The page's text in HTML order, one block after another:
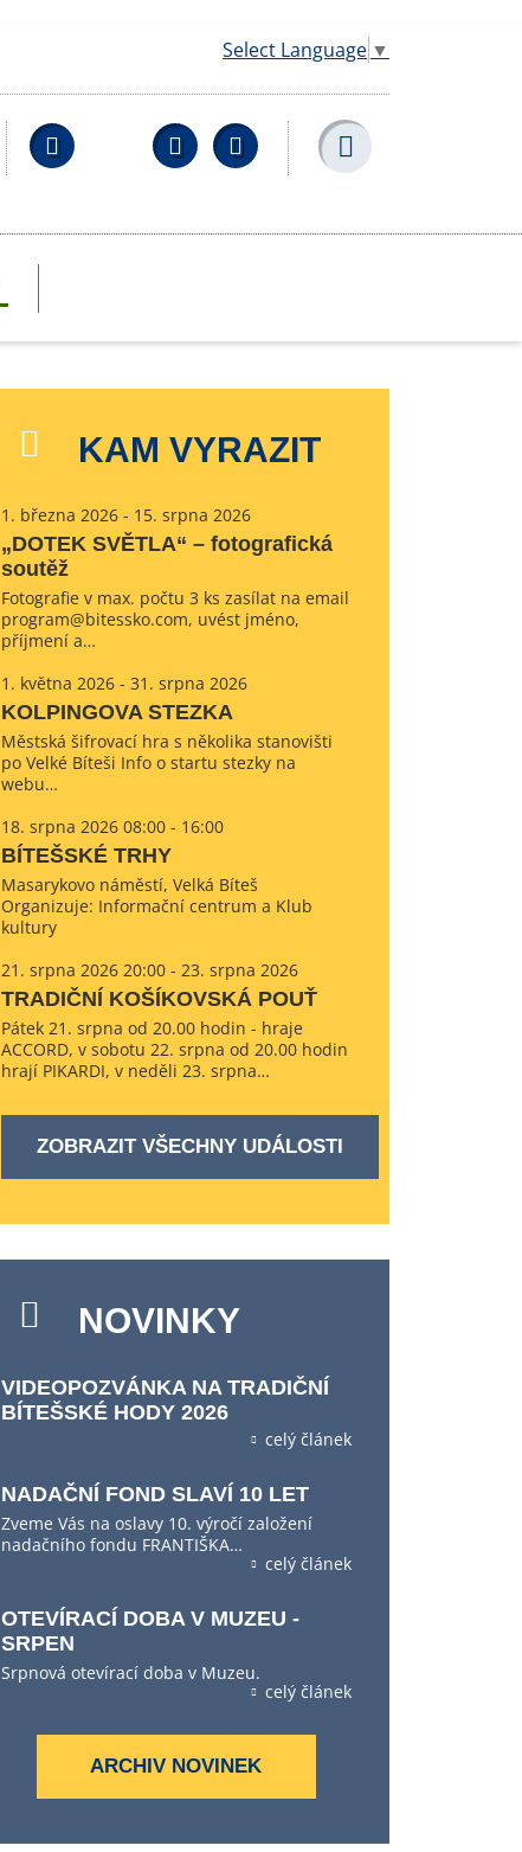
Select Language ▼
Facebook YouTubeWikipedia
KAM VYRAZIT
1. března 2026 - 15. srpna 2026
„DOTEK SVĚTLA“ – fotografická
soutěž
Fotografie v max. počtu 3 ks zasílat na email
program@bitessko.com, uvést jméno,
příjmení a…
1. května 2026 - 31. srpna 2026
KOLPINGOVA STEZKA
Městská šifrovací hra s několika stanovišti
po Velké Bíteši Info o startu stezky na
webu…
18. srpna 2026 08:00 - 16:00
BÍTEŠSKÉ TRHY
Masarykovo náměstí, Velká Bíteš
Organizuje: Informační centrum a Klub
kultury
21. srpna 2026 20:00 - 23. srpna 2026
TRADIČNÍ KOŠÍKOVSKÁ POUŤ
Pátek 21. srpna od 20.00 hodin - hraje
ACCORD, v sobotu 22. srpna od 20.00 hodin
hrají PIKARDI, v neděli 23. srpna…
ZOBRAZIT VŠECHNY UDÁLOSTI
NOVINKY
VIDEOPOZVÁNKA NA TRADIČNÍ
BÍTEŠSKÉ HODY 2026
celý článek
NADAČNÍ FOND SLAVÍ 10 LET
Zveme Vás na oslavy 10. výročí založení
nadačního fondu FRANTIŠKA…
celý článek
OTEVÍRACÍ DOBA V MUZEU -
SRPEN
Srpnová otevírací doba v Muzeu.
celý článek
ARCHIV NOVINEK